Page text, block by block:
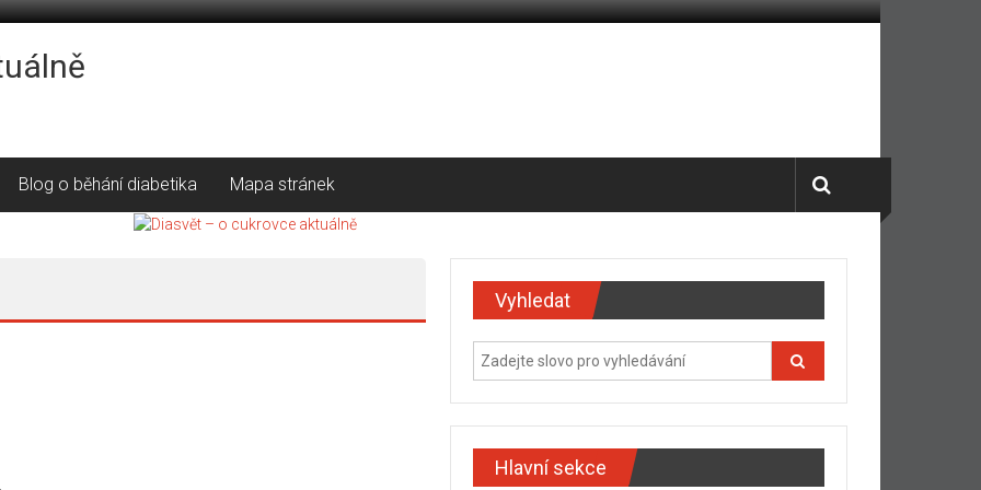
Blog o běhání diabetika Mapa stránek
Vyhledat
Hlavní sekce